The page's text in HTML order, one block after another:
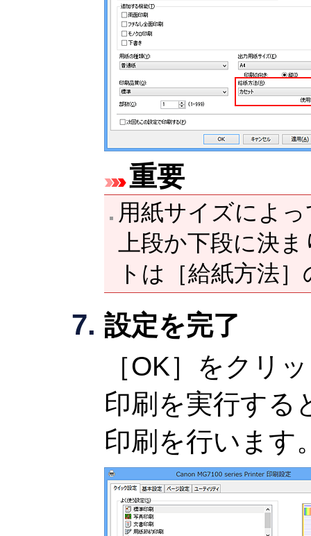
重要
用紙サイズによ
上段か下段に決
ト は ［給紙方法］
設定を完了
［OK］ をクリ
印刷を実行する
印刷を行います